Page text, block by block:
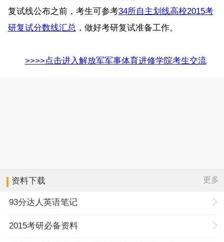
复试线公布之前，考生可参考34所自主划线高校2015考
研复试分数线汇总 ，做好考研复试准备工作。
>>>>点击进入解放军军事体育进修学院考生交流
资料下载 更多
93分达人英语笔记
2015考研必备资料